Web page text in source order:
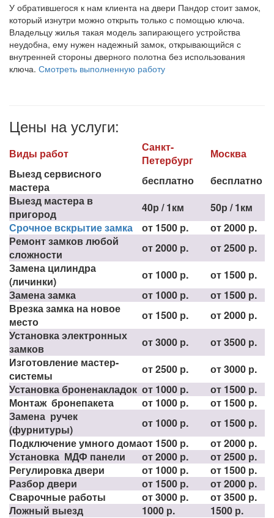
У обратившегося к нам клиента на двери Пандор стоит замок,
который изнутри можно открыть только с помощью ключа.
Владельцу жилья такая модель запирающего устройства
неудобна, ему нужен надежный замок, открывающийся с
внутренней стороны дверного полотна без использования
ключа. Смотреть выполненную работу
Цены на услуги:
Виды работ
Санкт-
Петербург
Москва
Выезд сервисного
мастера
бесплатно
бесплатно
Выезд мастера в
пригород
40р / 1км
50р / 1км
Срочное вскрытие замка
от 1500 р.
от 2000 р.
Ремонт замков любой
сложности
от 2000 р.
от 2500 р.
Замена цилиндра
(личинки)
от 1000 р.
от 1500 р.
Замена замка
от 1000 р.
от 1500 р.
Врезка замка на новое
место
от 1500 р.
от 2000 р.
Установка электронных
замков
от 3000 р.
от 3500 р.
Изготовление мастер-
системы
от 2500 р.
от 3000 р.
Установка броненакладок от 1000 р.
от 1500 р.
Монтаж бронепакета
от 1000 р.
от 1500 р.
Замена ручек
(фурнитуры)
от 1000 р.
от 1500 р.
Подключение умного домаот 1500 р.
от 2000 р.
Установка МДФ панели
от 2000 р.
от 2500 р.
Регулировка двери
от 1000 р.
от 1500 р.
Разбор двери
от 1500 р.
от 2000 р.
Сварочные работы
от 3000 р.
от 3500 р.
Ложный выезд
1000 р. 1500 р.